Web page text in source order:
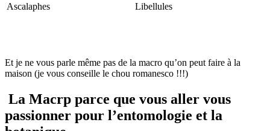
Ascalaphes
Libellules
Et je ne vous parle même pas de la macro qu’on peut faire à la
maison (je vous conseille le chou romanesco !!!)
La Macrp parce que vous aller vous
passionner pour l’entomologie et la